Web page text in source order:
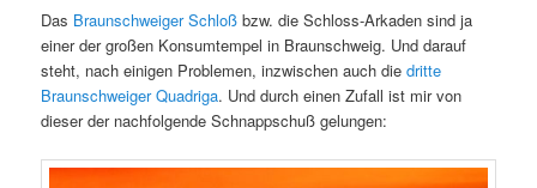
Das Braunschweiger Schloß bzw. die Schloss-Arkaden sind ja
einer der großen Konsumtempel in Braunschweig. Und darauf
steht, nach einigen Problemen, inzwischen auch diedritte
Braunschweiger Quadriga. Und durch einen Zufall ist mir von
dieser der nachfolgende Schnappschuß gelungen: